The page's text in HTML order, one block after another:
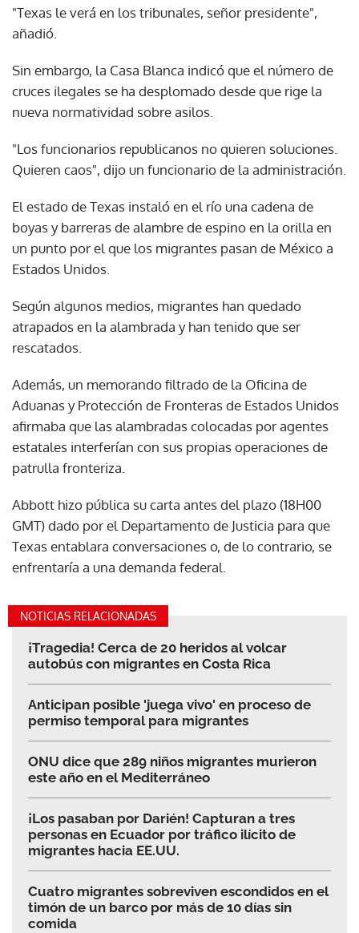
"Texas le verá en los tribunales, señor presidente",
añadió.
Sin embargo, la Casa Blanca indicó que el número de
cruces ilegales se ha desplomado desde que rige la
nueva normatividad sobre asilos.
"Los funcionarios republicanos no quieren soluciones.
Quieren caos", dijo un funcionario de la administración.
El estado de Texas instaló en el río una cadena de
boyas y barreras de alambre de espino en la orilla en
un punto por el que los migrantes pasan de México a
Estados Unidos.
Según algunos medios, migrantes han quedado
atrapados en la alambrada y han tenido que ser
rescatados.
Además, un memorando filtrado de la Oficina de
Aduanas y Protección de Fronteras de Estados Unidos
afirmaba que las alambradas colocadas por agentes
estatales interferían con sus propias operaciones de
patrulla fronteriza.
Abbott hizo pública su carta antes del plazo (18H00
GMT) dado por el Departamento de Justicia para que
Texas entablara conversaciones o, de lo contrario, se
enfrentaría a una demanda federal.
NOTICIAS RELACIONADAS
¡Tragedia! Cerca de 20 heridos al volcar
autobús con migrantes en Costa Rica
Anticipan posible 'juega vivo' en proceso de
permiso temporal para migrantes
ONU dice que 289 niños migrantes murieron
este año en el Mediterráneo
¡Los pasaban por Darién! Capturan a tres
personas en Ecuador por tráfico ilícito de
migrantes hacia EE.UU.
Cuatro migrantes sobreviven escondidos en el
timón de un barco por más de 10 días sin
comida